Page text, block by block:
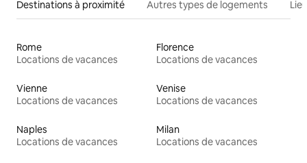
Destinations à proximité Autres types de logements
Rome
Locations de vacances
Florence
Locations de vacances
Vienne
Locations de vacances
Venise
Locations de vacances
Naples
Locations de vacances
Milan
Locations de vacances